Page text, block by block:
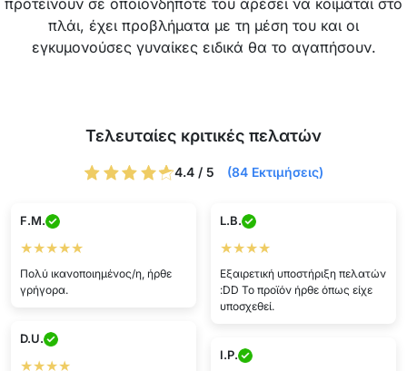
στήριξη στην σπονδυλική σας στήλη και τη λεκάνη.
Τρύπες αερισμού εντός του μαξιλαριού εξασφαλίζουν
πως δε θα ζεσταθείτε, και το κάλυμμα με φερμουάρ με
πλάι, έχει προβλήματα με τη μέση του και οι
εγκυμονούσες γυναίκες ειδικά θα το αγαπήσουν.
Τελευταίες κριτικές πελατών
(84 Εκτιμήσεις)
F.M.
★★★★★ ★★★★